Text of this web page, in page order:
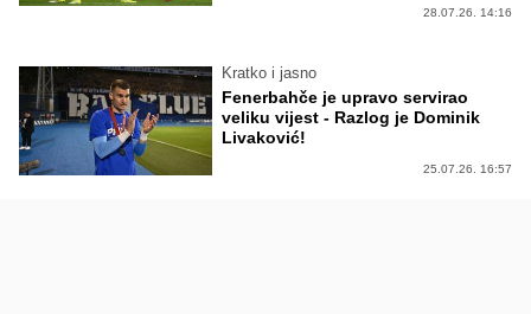
28.07.26. 14:16
Kratko i jasno
Fenerbahče je upravo servirao
veliku vijest - Razlog je Dominik
Livaković!
25.07.26. 16:57